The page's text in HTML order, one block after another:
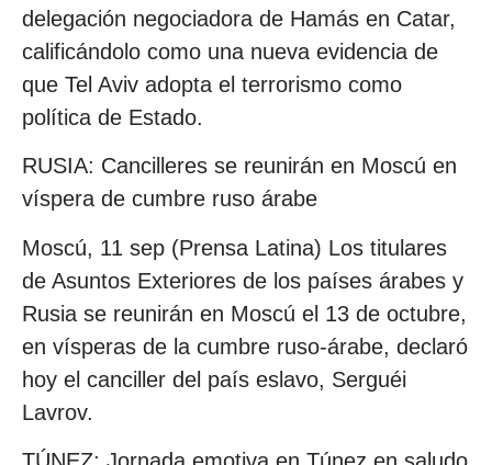
delegación negociadora de Hamás en Catar,
calificándolo como una nueva evidencia de
que Tel Aviv adopta el terrorismo como
política de Estado.
RUSIA: Cancilleres se reunirán en Moscú en
víspera de cumbre ruso árabe
Moscú, 11 sep (Prensa Latina) Los titulares
de Asuntos Exteriores de los países árabes y
Rusia se reunirán en Moscú el 13 de octubre,
en vísperas de la cumbre ruso-árabe, declaró
hoy el canciller del país eslavo, Serguéi
Lavrov.